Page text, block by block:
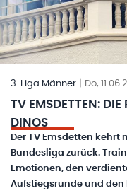
3. Liga Männer Do,
TV EMSDETTEN:
DINOS
Der TV Emsdetten
Bundesliga zurück.
Emotionen, den
Aufstiegsrunde und den